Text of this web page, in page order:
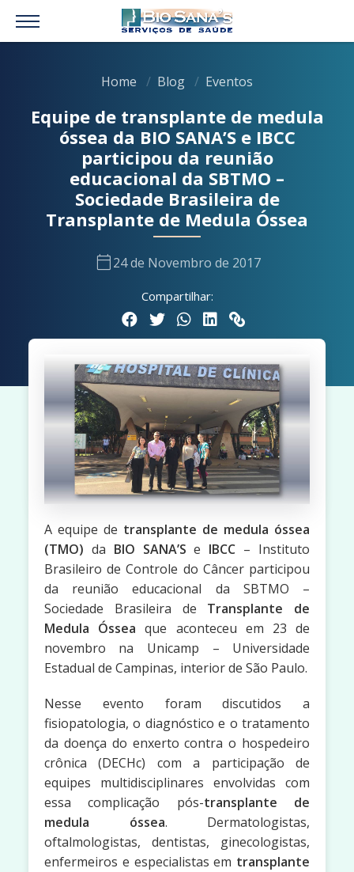
Home Blog Eventos
Equipe de transplante de medula
óssea da BIO SANA’S e IBCC
participou da reunião
educacional da SBTMO –
Sociedade Brasileira de
Transplante de Medula Óssea
calendar_today24 de Novembro de 2017
Compartilhar:
A equipe de transplante de medula óssea
(TMO) da BIO SANA’S e IBCC – Instituto
Brasileiro de Controle do Câncer participou
da reunião educacional da SBTMO –
Sociedade Brasileira de Transplante de
Medula Óssea que aconteceu em 23 de
novembro na Unicamp – Universidade
Estadual de Campinas, interior de São Paulo.
Nesse evento foram discutidos a
fisiopatologia, o diagnóstico e o tratamento
da doença do enxerto contra o hospedeiro
crônica (DECHc) com a participação de
equipes multidisciplinares envolvidas com
essa complicação pós-transplante de
medula óssea. Dermatologistas,
oftalmologistas, dentistas, ginecologistas,
enfermeiros e especialistas em transplante